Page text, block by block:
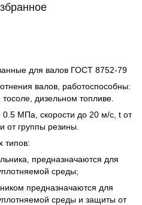
для валов ГОСТ 8752-79
валов, работоспособны:
дизельном топливе.
МПа, скорости до 20 м/с, t от
от группы резины.
типов:
предназначаются для
среды;
предназначаются для
среды и защиты от